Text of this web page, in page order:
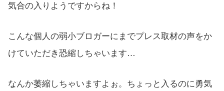
気合の入りようですからね！
こんな個人の弱小ブロガーにまでプレス取材の声をか
けていただき恐縮しちゃいます…
なんか萎縮しちゃいますよぉ。ちょっと入るのに勇気